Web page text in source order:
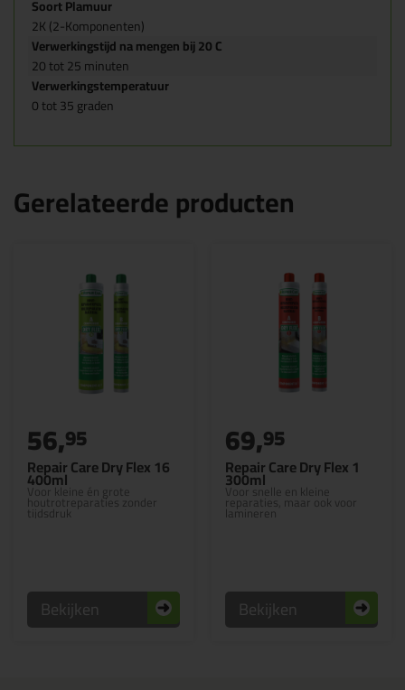
Soort Plamuur
2K (2-Komponenten)
Verwerkingstijd na mengen bij 20 C
20 tot 25 minuten
Verwerkingstemperatuur
0 tot 35 graden
Gerelateerde producten
Repair Care Dry Flex 16
400ml
Voor kleine én grote
houtrotreparaties zonder
tijdsdruk
56,95
Bekijken
Repair Care Dry Flex 1
300ml
Voor snelle en kleine
reparaties, maar ook voor
lamineren
69,95
Bekijken